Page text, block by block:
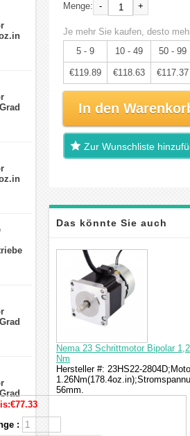
4
4
Menge: - +
Je mehr Sie kaufen, desto
5 - 9
10 - 49 50 - 99
€119.89 €118.63 €117.37
In den
Zur Wunschliste
Das könnte Sie auch
interessieren
Nema 23 Schrittmotor Bipolar
Nm
Hersteller #: 23HS22-
56mm.
€77.33
: